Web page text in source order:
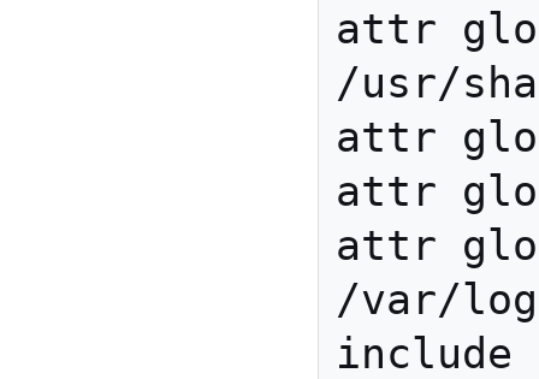
attr
/usr/
attr
attr
attr
/var/
include